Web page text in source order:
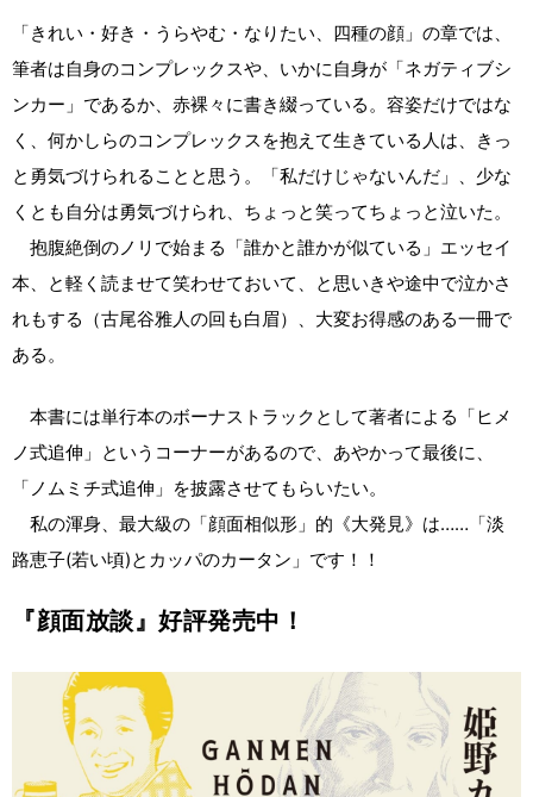
「きれい・好き・うらやむ・なりたい、四種の顔」の章では、
筆者は自身のコンプレックスや、いかに自身が「ネガティブシ
ンカー」であるか、赤裸々に書き綴っている。容姿だけではな
く、何かしらのコンプレックスを抱えて生きている人は、きっ
と勇気づけられることと思う。「私だけじゃないんだ」、少な
くとも自分は勇気づけられ、ちょっと笑ってちょっと泣いた。
抱腹絶倒のノリで始まる「誰かと誰かが似ている」エッセイ
本、と軽く読ませて笑わせておいて、と思いきや途中で泣かさ
れもする（古尾谷雅人の回も白眉）、大変お得感のある一冊で
ある。
本書には単行本のボーナストラックとして著者による「ヒメ
ノ式追伸」というコーナーがあるので、あやかって最後に、
「ノムミチ式追伸」を披露させてもらいたい。
私の渾身、最大級の「顔面相似形」的《大発見》は……「淡
路恵子(若い頃)とカッパのカータン」です！！
『顔面放談』好評発売中！